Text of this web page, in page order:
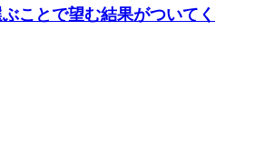
ことで望む結果がついてく